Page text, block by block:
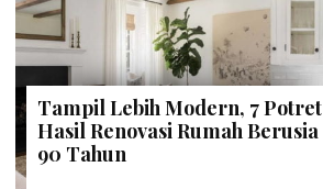
Tampil Lebih Modern, 7 Potret
Hasil Renovasi Rumah Berusia
90 Tahun